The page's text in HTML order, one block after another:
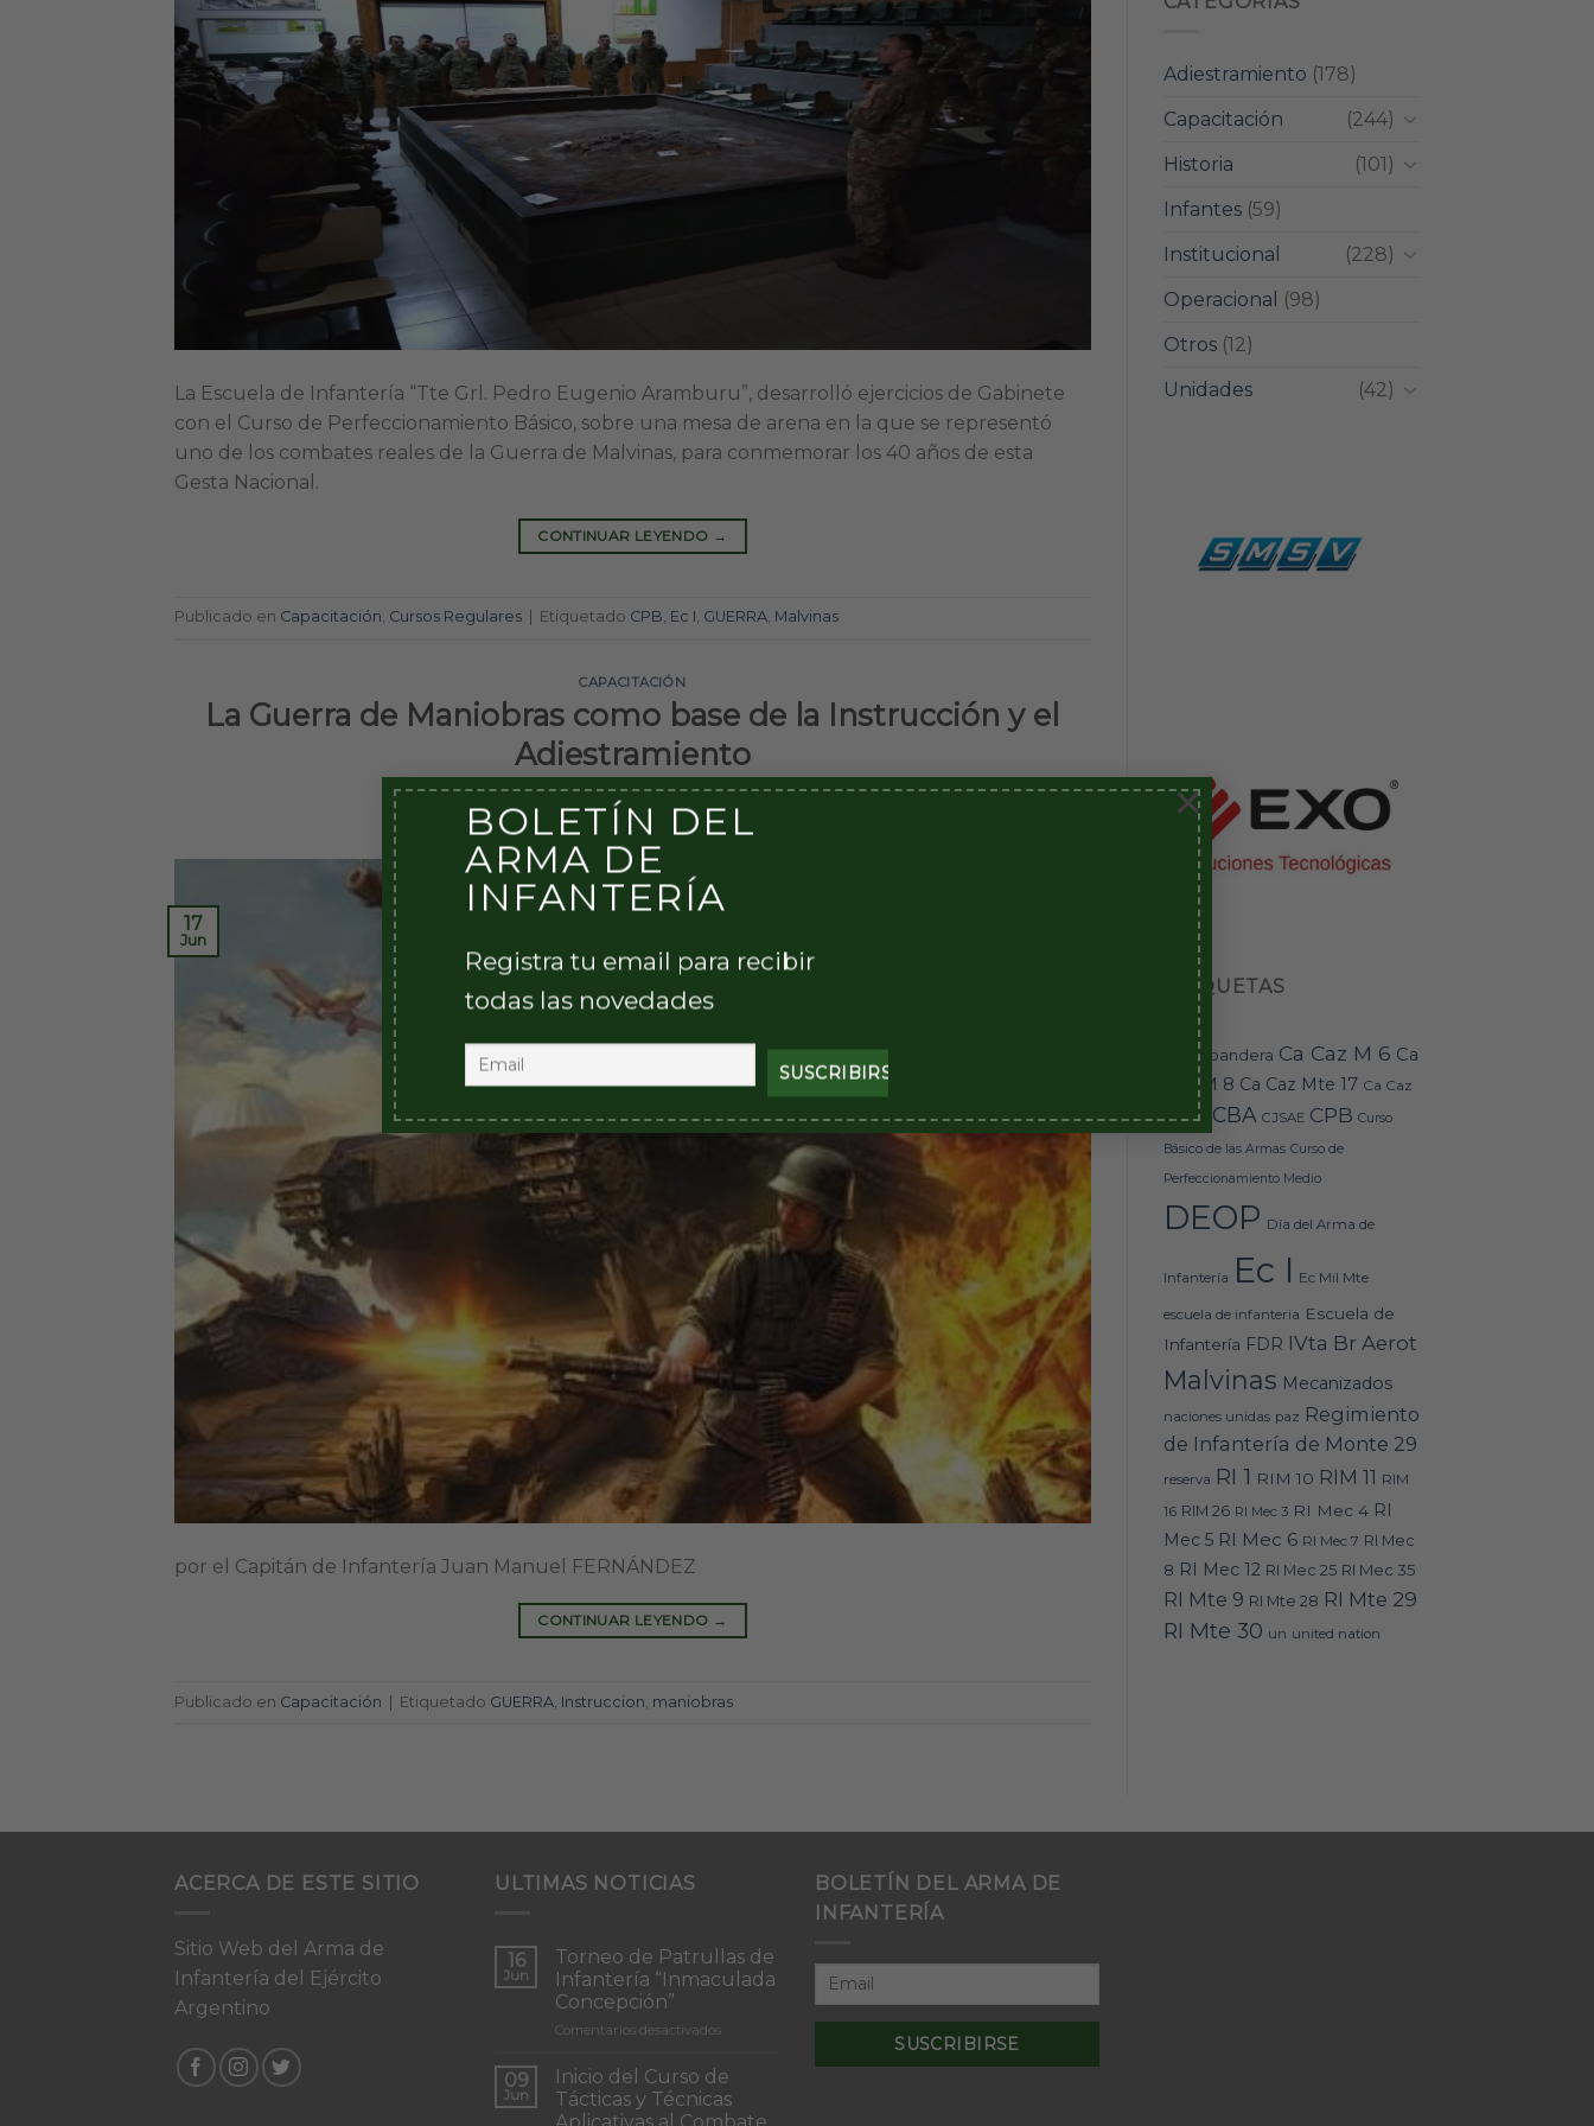
BOLETÍN DEL
ARMA DE
INFANTERÍA
Registra tu email para recibir
todas las novedades
×
La Escuela de Infantería “Tte Grl. Pedro Eugenio Aramburu”, desarrolló ejercicios de Gabinete
con el Curso de Perfeccionamiento Básico, sobre una mesa de arena en la que se representó
uno de los combates reales de la Guerra de Malvinas, para conmemorar los 40 años de esta
Gesta Nacional.
CONTINUAR LEYENDO →
Publicado en Capacitación Cursos Regulares Etiquetado CPB Ec I GUERRA Malvinas
CAPACITACIÓN
La Guerra de Maniobras como base de la Instrucción y el
Adiestramiento
PUBLICADO EL 17/06/2021 POR REDACCIÓN
17
Jun
por el Capitán de Infantería Juan Manuel FERNÁNDEZ
CONTINUAR LEYENDO →
Publicado en Capacitación | Etiquetado GUERRA Instruccion maniobras
Adiestramiento (178)
Capacitación
(244)
Historia
(101)
Infantes(59)
Institucional
(228)
Operacional
(98)
Otros(12)
Unidades
(42)
ETIQUETAS
BAI-11 bandera Ca Caz M 6 Ca
Caz M 8 Ca Caz Mte 17 Ca Caz
Mte 18
CBA CJSAE CPB Curso
Básico de las Armas Curso de
Perfeccionamiento Medio
DEOP Día del Arma de
Infantería Ec I Ec Mil Mte
escuela de infanteria Escuela de
Infantería FDR IVta Br Aerot
Malvinas Mecanizados
naciones unidas paz Regimiento
de Infantería de Monte 29
reserva RI 1 RIM 10 RIM 11 RIM
16 RIM 26 RI Mec 3 RI Mec 4 RI
Mec 5 RI Mec 6 RI Mec 7 RI Mec
8 RI Mec 12 RI Mec 25 RI Mec 35
RI Mte 9 RI Mte 28 RI Mte 29
RI Mte 30 un united nation
ACERCA DE ESTE SITIO
Sitio Web del Arma de
Infantería del Ejército
Argentino
ULTIMAS NOTICIAS
16
Jun
Torneo de Patrullas de
Infantería “Inmaculada
Concepción”
Comentarios desactivadosen
de
Patrullas
de
09
Jun
Inicio del Curso de
Tácticas y Técnicas
BOLETÍN DEL ARMA DE
INFANTERÍA